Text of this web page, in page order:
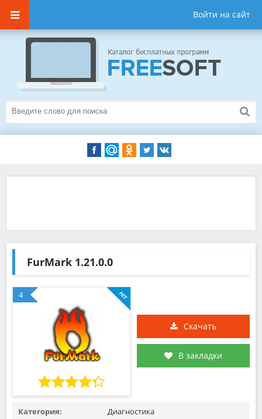
Войти на сайт
FurMark 1.21.0.0
4
Скачать
В закладки
Категория:
Диагностика